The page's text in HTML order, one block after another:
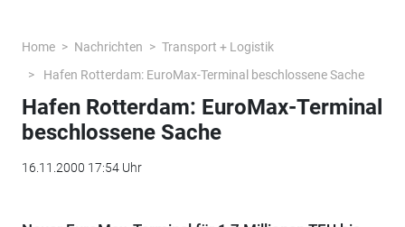
Home Nachrichten
Transport + Logistik
Hafen Rotterdam: EuroMax-Terminal beschlossene Sache
Hafen Rotterdam: EuroMax-Terminal
beschlossene Sache
16.11.2000 17:54 Uhr